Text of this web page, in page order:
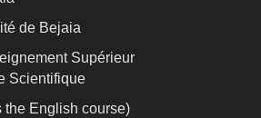
de Bejaia
Supérieur
Scientifique
the English course)